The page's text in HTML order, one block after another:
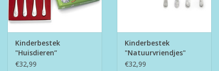
Kinderbestek
"Huisdieren”
€32,99
Kinderbestek
"Natuurvriendjes"
€32,99